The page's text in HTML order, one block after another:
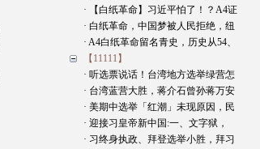
· 【白纸革命】习近平怕了！？A4证
· 白纸革命，中国梦被人民拒绝，纽
· A4白纸革命留名青史，历史从54、
【11111】
· 听选票说话！台湾地方选举绿营怎
· 台湾蓝营大胜，蒋介石曾孙蒋万安
· 美期中选举「红潮」未现原因，民
· 迎接习皇帝新中国:一、文字狱，
· 习终身执政、拜登选举小胜，拜习